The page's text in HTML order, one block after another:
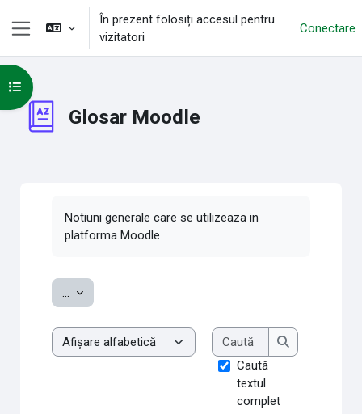
Sari la conţinutul principal
Panou lateral
În prezent folosiți accesul pentru
vizitatori
Conectare
Glosar Moodle
Deschide Indexul cursului
Notiuni generale care se utilizeaza in
platforma Moodle
... Exportați noțiuni
Examinare glosar cu acest index
Caută
Caută
Caută
textul
complet